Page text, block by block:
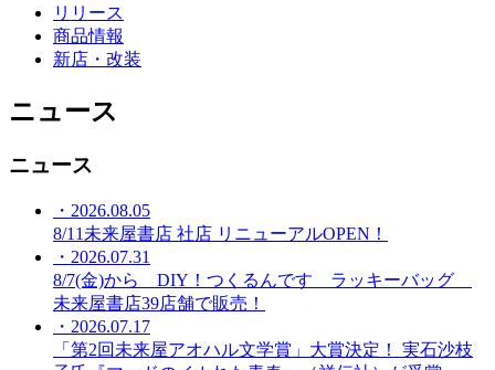
リリース
商品情報
新店・改装
ニュース
ニュース
・2026.08.05
8/11未来屋書店 社店 リニューアルOPEN！
・2026.07.31
8/7(金)から DIY！つくるんです ラッキーバッグ
未来屋書店39店舗で販売！
・2026.07.17
「第2回未来屋アオハル文学賞」大賞決定！ 実石沙枝